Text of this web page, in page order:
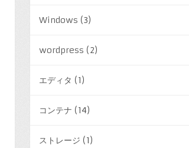
Windows (3)
wordpress (2)
エディタ (1)
コンテナ (14)
ストレージ (1)